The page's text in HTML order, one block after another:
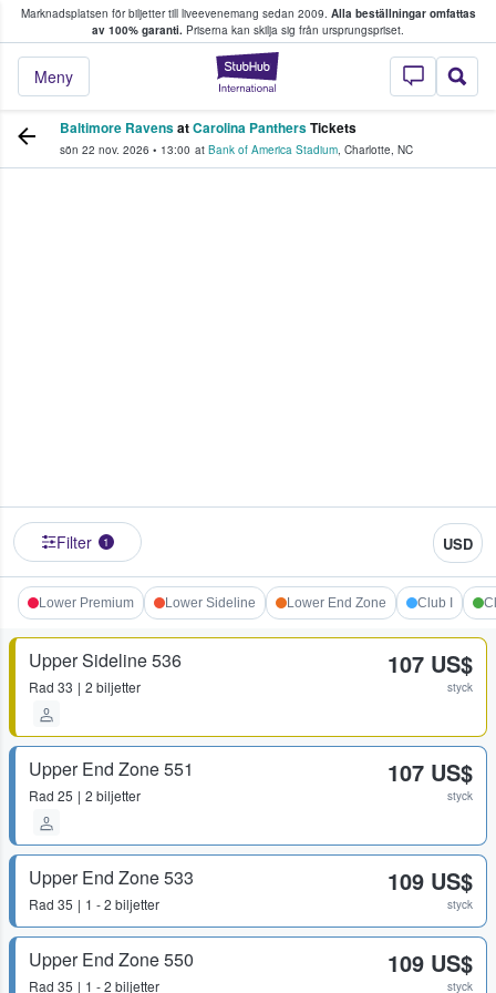
Marknadsplatsen för biljetter till liveevenemang sedan 2009. Alla beställningar omfattas
av 100% garanti. Priserna kan skilja sig från ursprungspriset.
StubHub – där
Meny
köper och säljer biljetter.
Baltimore RavensatCarolina PanthersTickets
sön 22 nov. 2026 • 13:00 at Bank of America Stadium, Charlotte, NC
Filter 1 USD
Lower Premium Lower Sideline Lower End Zone Club I
Upper Sideline 536
Rad 33 2 biljetter
107 US$
styck
Upper End Zone 551
Rad 25 2 biljetter
107 US$
styck
Upper End Zone 533
Rad 35 1 - 2 biljetter
109 US$
styck
Upper End Zone 550
Rad 35 1 - 2 biljetter
109 US$
styck